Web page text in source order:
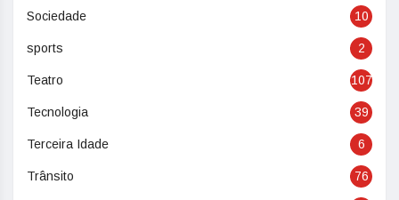
Sociedade 10
sports 2
Teatro 107
Tecnologia 39
Terceira Idade 6
Trânsito 76